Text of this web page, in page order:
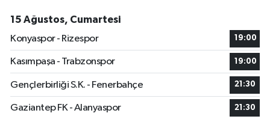
15 Ağustos, Cumartesi
Konyaspor - Rizespor
19:00
Kasımpaşa - Trabzonspor 19:00
Gençlerbirliği S.K. - Fenerbahçe 21:30
Gaziantep FK - Alanyaspor 21:30